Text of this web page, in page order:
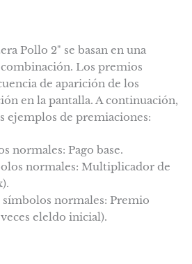
Pollo 2" se basan en una
Los premios
de aparición de los
en la pantalla. A continuación,
ejemplos de premiaciones:
normales: Pago base.
normales: Multiplicador de
símbolos normales: Premio
eleldo inicial).